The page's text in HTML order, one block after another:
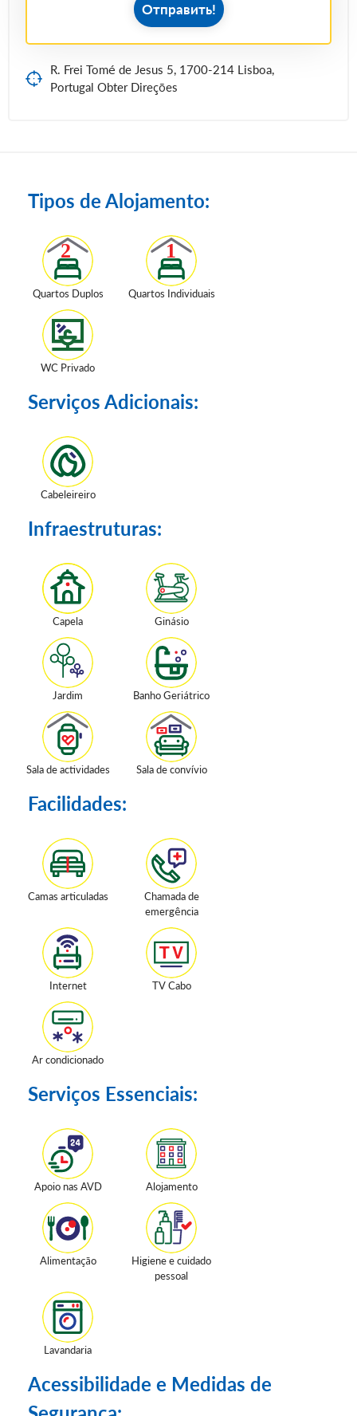
Отправить!
R. Frei Tomé de Jesus 5, 1700-214 Lisboa,
Portugal Obter Direções
Tipos de Alojamento:
Quartos Duplos Quartos Individuais
WC Privado
Serviços Adicionais:
Cabeleireiro
Infraestruturas:
Capela Ginásio
Jardim Banho Geriátrico
Sala de actividades Sala de convívio
Facilidades:
Camas articuladas
Chamada de
emergência
Internet TV Cabo
Ar condicionado
Serviços Essenciais:
Apoio nas AVD Alojamento
Alimentação
Higiene e cuidado
pessoal
Lavandaria
Acessibilidade e Medidas de